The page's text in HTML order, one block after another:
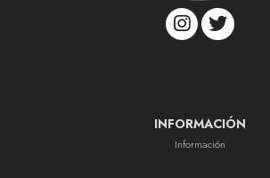
INFORMACIÓN
Información